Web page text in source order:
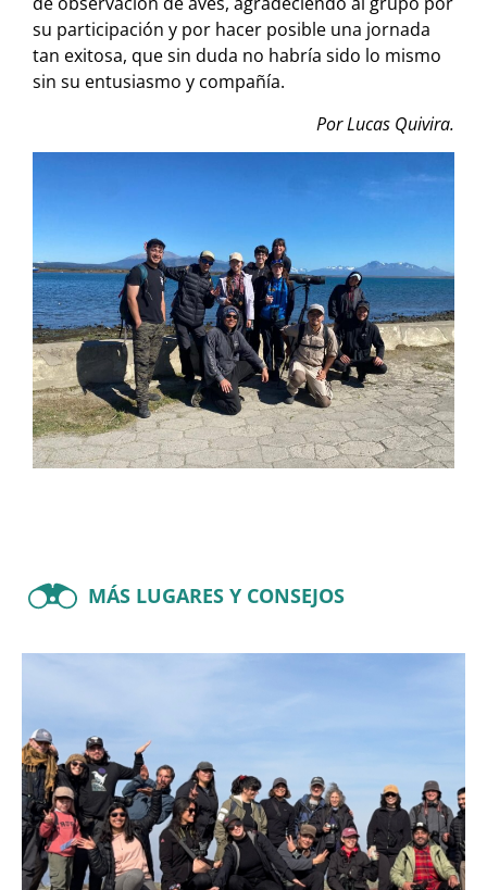
su participación y por hacer posible una jornada
tan exitosa, que sin duda no habría sido lo mismo
sin su entusiasmo y compañía.
Por Lucas Quivira.
MÁS LUGARES Y CONSEJOS